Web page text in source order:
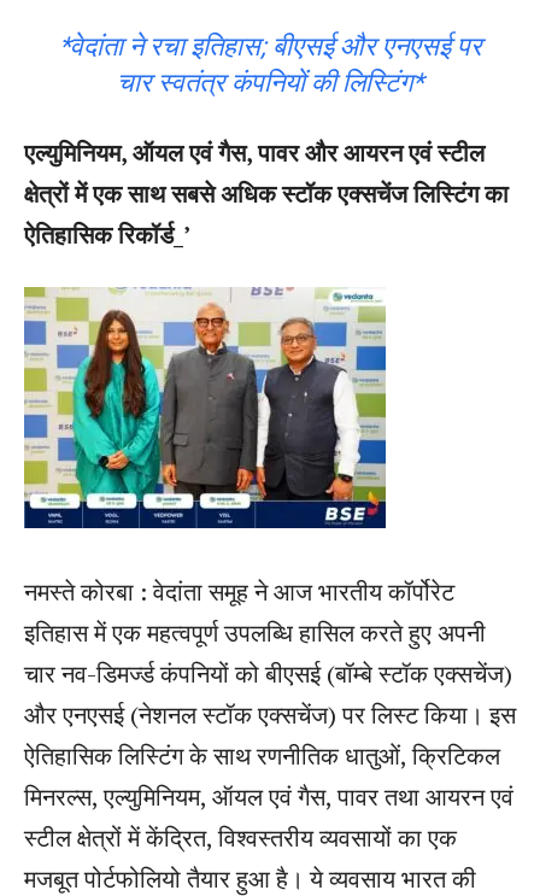
*वेदांता ने रचा इतिहास; बीएसई और एनएसई पर
चार स्वतंत्र कंपनियों की लिस्टिंग*
एल्युमिनियम, ऑयल एवं गैस, पावर और आयरन एवं स्टील
क्षेत्रों में एक साथ सबसे अधिक स्टॉक एक्सचेंज लिस्टिंग का
ऐतिहासिक रिकॉर्ड_’
नमस्ते कोरबा : वेदांता समूह ने आज भारतीय कॉर्पोरेट
इतिहास में एक महत्वपूर्ण उपलब्धि हासिल करते हुए अपनी
चार नव-डिमर्ज्ड कंपनियों को बीएसई (बॉम्बे स्टॉक एक्सचेंज)
और एनएसई (नेशनल स्टॉक एक्सचेंज) पर लिस्ट किया। इस
ऐतिहासिक लिस्टिंग के साथ रणनीतिक धातुओं, क्रिटिकल
मिनरल्स, एल्युमिनियम, ऑयल एवं गैस, पावर तथा आयरन एवं
स्टील क्षेत्रों में केंद्रित, विश्वस्तरीय व्यवसायों का एक
मजबूत पोर्टफोलियो तैयार हुआ है। ये व्यवसाय भारत की